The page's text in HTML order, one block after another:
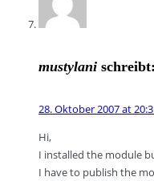
mustylani schreibt:
28. Oktober 2007 at
Hi,
I installed the module
I have to publish the